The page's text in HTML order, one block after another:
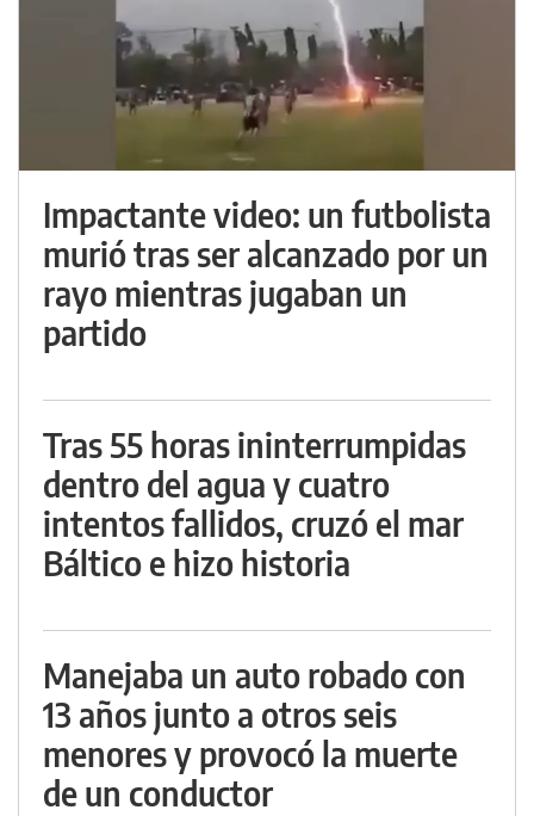
Impactante video: un futbolista
murió tras ser alcanzado por un
rayo mientras jugaban un
partido
Tras 55 horas ininterrumpidas
dentro del agua y cuatro
intentos fallidos, cruzó el mar
Báltico e hizo historia
Manejaba un auto robado con
13 años junto a otros seis
menores y provocó la muerte
de un conductor